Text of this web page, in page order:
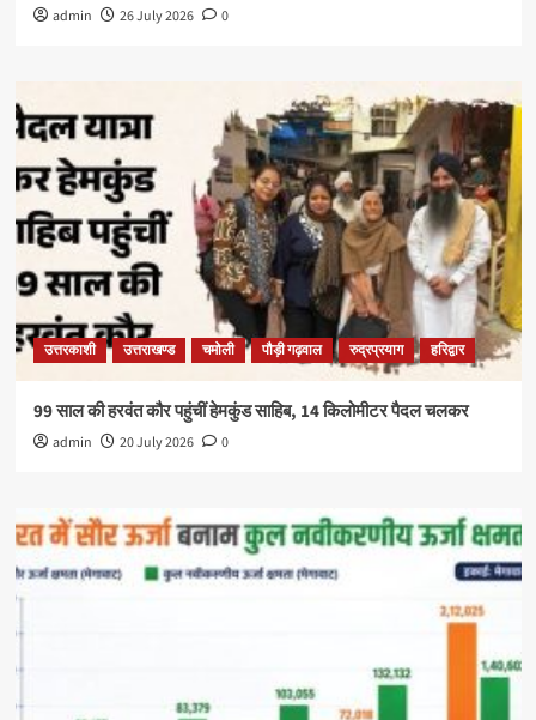
admin 26 July 2026 0
उत्तरकाशी उत्तराखण्ड चमोली पौड़ी गढ़वाल रुद्रप्रयाग हरिद्वार
99 साल की हरवंत कौर पहुंचीं हेमकुंड साहिब, 14 किलोमीटर पैदल चलकर
admin 20 July 2026 0